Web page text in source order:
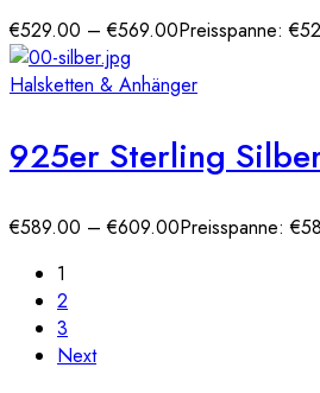
€529.00 –€569.00Preisspanne:
Halsketten & Anhänger
€589.00 –€609.00Preisspanne:
1
2
3
Next